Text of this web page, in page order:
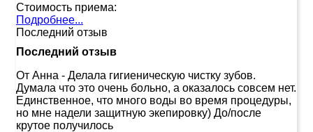
Стоимость приема:
Подробнее...
Последний отзыв
Последний отзыв
От Анна - Делала гигиеническую чистку зубов.
Думала что это очень больно, а оказалось совсем нет.
Единственное, что много воды во время процедуры,
но мне надели защитную экепировку) До/после
крутое получилось